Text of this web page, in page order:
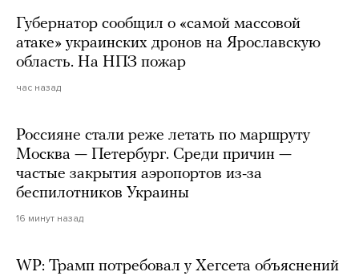
Губернатор сообщил о «самой массовой
атаке» украинских дронов на Ярославскую
область. На НПЗ пожар
час назад
Россияне стали реже летать по маршруту
Москва — Петербург. Среди причин —
частые закрытия аэропортов из-за
беспилотников Украины
16 минут назад
WP: Трамп потребовал у Хегсета объяснений